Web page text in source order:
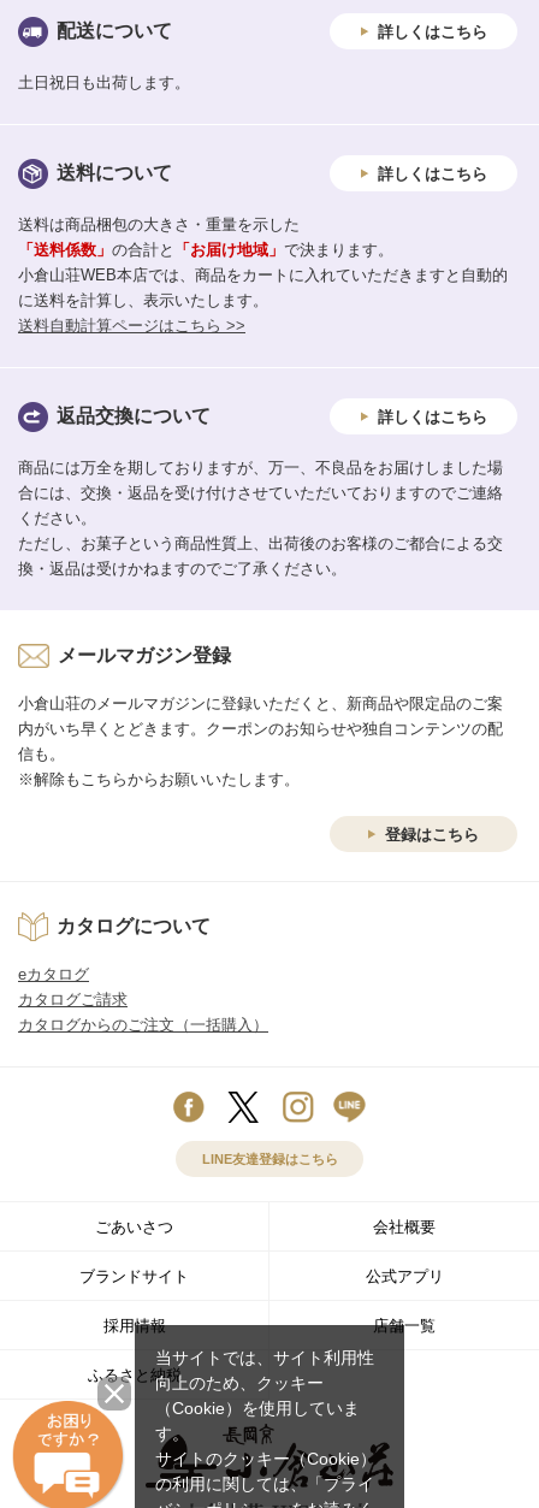
配送について 詳しくはこちら
土日祝日も出荷します。
送料について 詳しくはこちら
送料は商品梱包の大きさ・重量を示した
「送料係数」 の合計と 「お届け地域」 で決まります。
小倉山荘WEB本店では、商品をカートに入れていただきますと自動的
に送料を計算し、表示いたします。
送料自動計算ページはこちら >>
返品交換について 詳しくはこちら
商品には万全を期しておりますが、万一、不良品をお届けしました場
合には、交換・返品を受け付けさせていただいておりますのでご連絡
ください。
ただし、お菓子という商品性質上、出荷後のお客様のご都合による交
換・返品は受けかねますのでご了承ください。
メールマガジン登録
小倉山荘のメールマガジンに登録いただくと、新商品や限定品のご案
内がいち早くとどきます。クーポンのお知らせや独自コンテンツの配
信も。
※解除もこちらからお願いいたします。
登録はこちら
カタログについて
eカタログ
カタログご請求
カタログからのご注文（一括購入）
LINE友達登録はこちら
ごあいさつ 会社概要
ブランドサイト 公式アプリ
採用情報 店舗一覧
ふるさと納税
当サイトでは、サイト利用性
向上のため、クッキー
（Cookie）を使用していま
す。
サイトのクッキー（Cookie）
の利用に関しては、「プライ